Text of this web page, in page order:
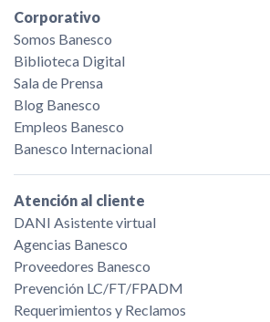
Corporativo
Somos Banesco
Biblioteca Digital
Sala de Prensa
Blog Banesco
Empleos Banesco
Banesco Internacional
Atención al cliente
DANI Asistente virtual
Agencias Banesco
Proveedores Banesco
Prevención LC/FT/FPADM
Requerimientos y Reclamos